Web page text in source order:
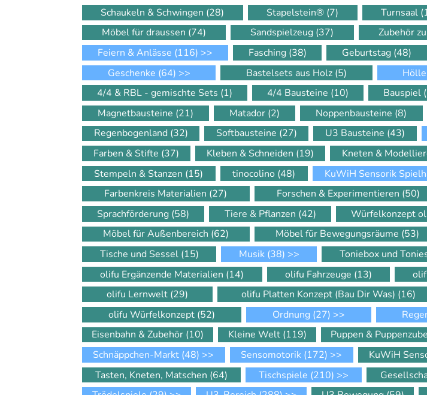
Schaukeln & Schwingen (28) Stapelstein® (7) Turnsaal
Möbel für draussen (74) Sandspielzeug (37) Zubehör
Feiern & Anlässe (116) >> Fasching (38) Geburtstag (48)
Geschenke (64) >> Bastelsets aus Holz (5)
4/4 & RBL - gemischte Sets (1) 4/4 Bausteine (10) Bauspiel
Magnetbausteine (21) Matador (2) Noppenbausteine (8)
Regenbogenland (32) Softbausteine (27) U3 Bausteine (43)
Farben & Stifte (37) Kleben & Schneiden (19) Kneten &
Stempeln & Stanzen (15) tinocolino (48) KuWiH Sensorik
Farbenkreis Materialien (27) Forschen & Experimentieren (50)
Sprachförderung (58) Tiere & Pflanzen (42) Würfelkonzept
Möbel für Außenbereich (62) Möbel für Bewegungsräume (53)
Tische und Sessel (15) Musik (38) >> Toniebox und
olifu Ergänzende Materialien (14) olifu Fahrzeuge (13)
olifu Lernwelt (29) olifu Platten Konzept (Bau Dir Was) (16)
olifu Würfelkonzept (52) Ordnung (27) >>
Eisenbahn & Zubehör (10) Kleine Welt (119) Puppen &
Schnäppchen-Markt (48) >> Sensomotorik (172) >> KuWiH
Tasten, Kneten, Matschen (64) Tischspiele (210) >>